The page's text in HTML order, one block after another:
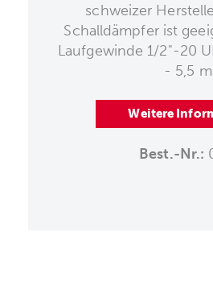
schweizer
Schalldämpfer ist
Laufgewinde 1/2"-20
- 5,5
Weitere
Best.-Nr.: